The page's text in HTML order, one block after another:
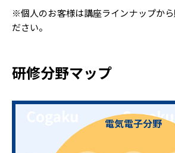
※個人のお客様は講座ラインナップか
ださい。
研修分野マップ
電気電子分野